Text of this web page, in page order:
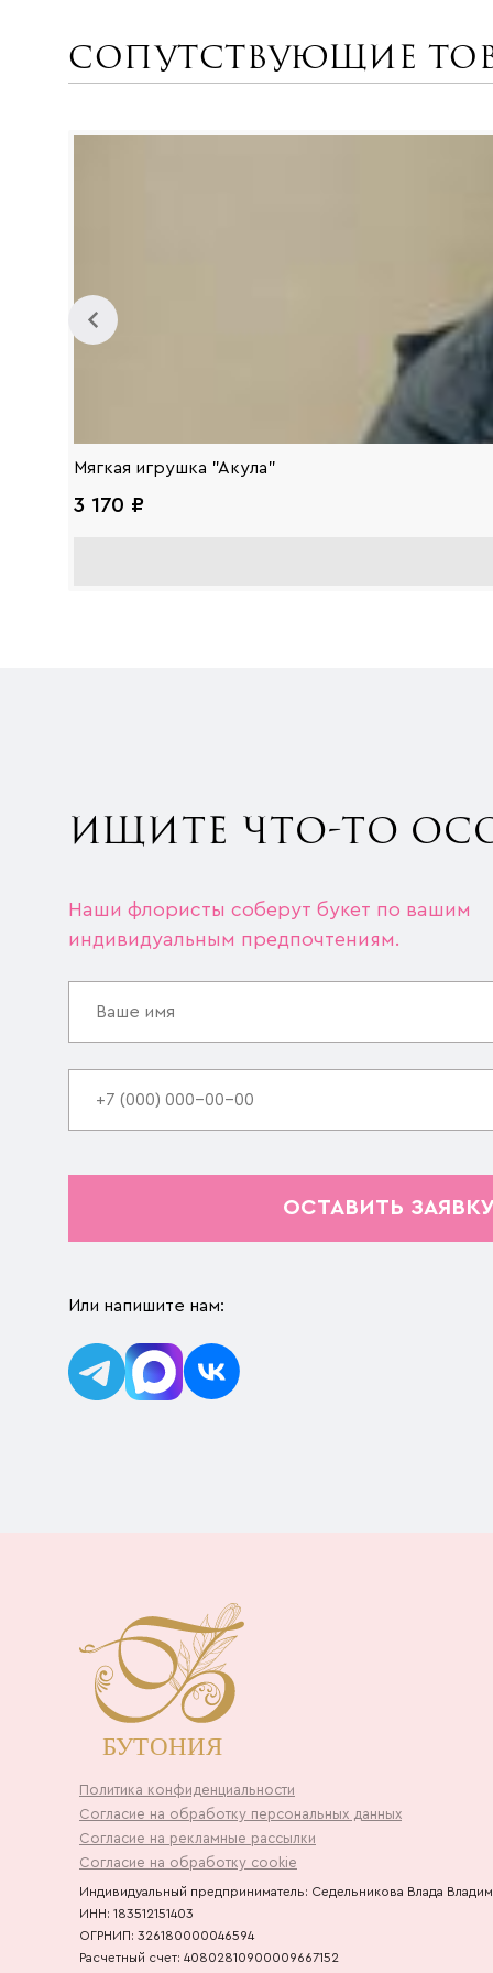
Сопутствующие
Мягкая игрушка "Акула"
3 170 ₽
ИЩИТЕ ЧТО-ТО
Наши флористы соберут букет по вашим
индивидуальным предпочтениям.
ОСТАВИТЬ
Или напишите нам:
Политика конфиденциальности
Согласие на обработку персональных данных
Согласие на рекламные рассылки
Согласие на обработку cookie
Индивидуальный предприниматель: Седельникова Влада
ИНН: 183512151403
ОГРНИП: 326180000046594
Расчетный счет: 40802810900009667152